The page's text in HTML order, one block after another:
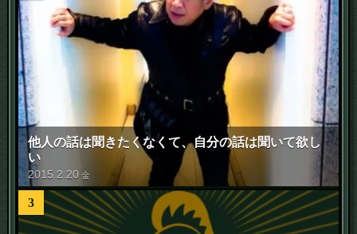
他人の話は聞きたくなくて、自分の話は聞いて欲し
い
2015 2 20 金
3